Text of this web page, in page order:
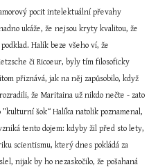
pocit intelektuální převahy
ukáže, že nejsou kryty kvalitou, že
Halík beze všeho ví, že
či Ricoeur, byly tím filosoficky
přiznává, jak na něj zapůsobilo, když
že Maritaina už nikdo nečte - zato
šok“ Halíka natolik poznamenal,
tento dojem: kdyby žil před sto lety,
scientismu, který dnes pokládá za
nijak by ho nezaskočilo, že pošahaná